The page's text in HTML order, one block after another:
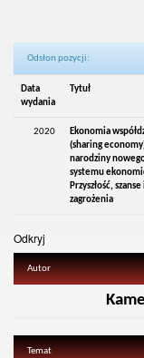
Odsłon pozycji:
Data
wydania
Tytuł
2020
Ekonomia
(sharing
narodziny
systemu
Przyszłość, szanse i
zagrożenia
Odkryj
Autor
Temat